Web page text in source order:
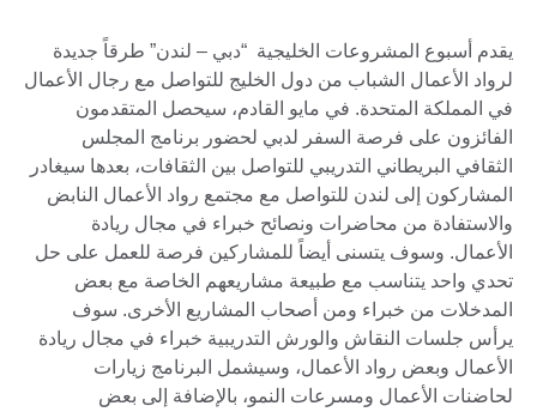
يقدم أسبوع المشروعات الخليجية “دبي – لندن” طرقاً جديدة
لرواد الأعمال الشباب من دول الخليج للتواصل مع رجال الأعمال
في المملكة المتحدة. في مايو القادم، سيحصل المتقدمون
الفائزون على فرصة السفر لدبي لحضور برنامج المجلس
الثقافي البريطاني التدريبي للتواصل بين الثقافات، بعدها سيغادر
المشاركون إلى لندن للتواصل مع مجتمع رواد الأعمال النابض
والاستفادة من محاضرات ونصائح خبراء في مجال ريادة
الأعمال. وسوف يتسنى أيضاً للمشاركين فرصة للعمل على حل
تحدي واحد يتناسب مع طبيعة مشاريعهم الخاصة مع بعض
المدخلات من خبراء ومن أصحاب المشاريع الأخرى. سوف
يرأس جلسات النقاش والورش التدريبية خبراء في مجال ريادة
الأعمال وبعض رواد الأعمال، وسيشمل البرنامج زيارات
لحاضنات الأعمال ومسرعات النمو، بالإضافة إلى بعض